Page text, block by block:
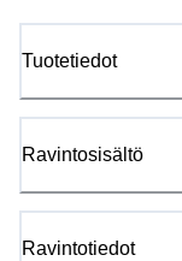
Tuotetiedot
Ravintosisältö
Ravintotiedot